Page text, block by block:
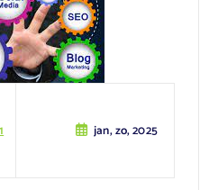
jan, zo, 2025